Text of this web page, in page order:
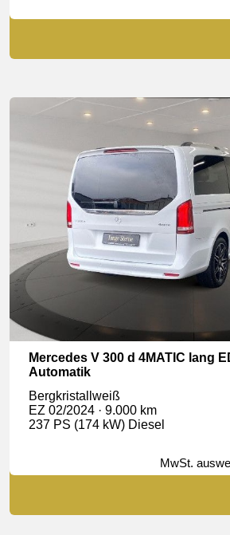
Mercedes V 300 d 4MATIC lang
Automatik
Bergkristallweiß
EZ 02/2024 · 9.000 km
237 PS (174 kW) Diesel
MwSt.